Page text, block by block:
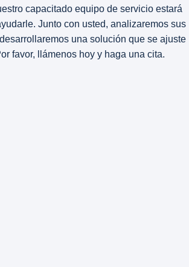
capacitado equipo de servicio estará
Junto con usted, analizaremos sus
una solución que se ajuste
favor, llámenos hoy y haga una cita.